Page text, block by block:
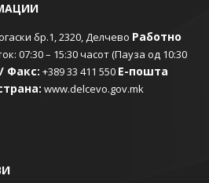
бр.1, 2320, Делчево Работно
07:30 – 15:30 часот (Пауза од 10:30
Факс: +389 33 411 550 Е-пошта
www.delcevo.gov.mk